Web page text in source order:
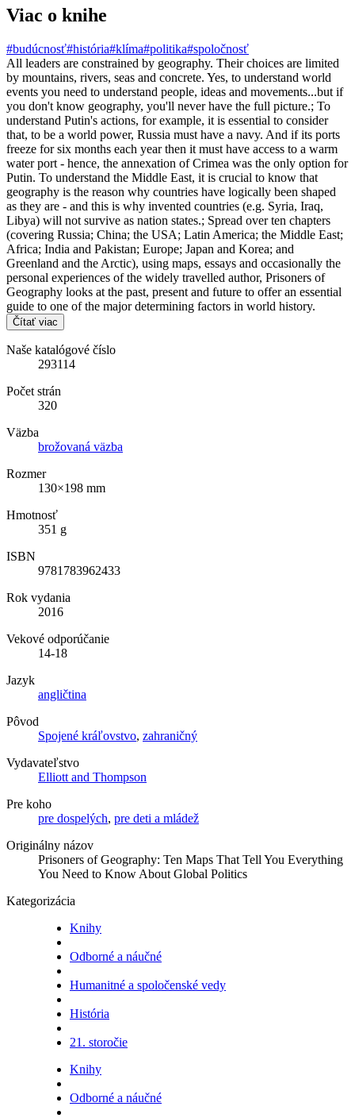
Viac o knihe
#budúcnosť#história#klíma#politika#spoločnosť
All leaders are constrained by geography. Their choices are limited
by mountains, rivers, seas and concrete. Yes, to understand world
events you need to understand people, ideas and movements...but if
you don't know geography, you'll never have the full picture.; To
understand Putin's actions, for example, it is essential to consider
that, to be a world power, Russia must have a navy. And if its ports
freeze for six months each year then it must have access to a warm
water port - hence, the annexation of Crimea was the only option for
Putin. To understand the Middle East, it is crucial to know that
geography is the reason why countries have logically been shaped
as they are - and this is why invented countries (e.g. Syria, Iraq,
Libya) will not survive as nation states.; Spread over ten chapters
(covering Russia; China; the USA; Latin America; the Middle East;
Africa; India and Pakistan; Europe; Japan and Korea; and
Greenland and the Arctic), using maps, essays and occasionally the
personal experiences of the widely travelled author, Prisoners of
Geography looks at the past, present and future to offer an essential
guide to one of the major determining factors in world history.
Čítať viac
Naše katalógové číslo
293114
Počet strán
320
Väzba
brožovaná väzba
Rozmer
130×198 mm
Hmotnosť
351 g
ISBN
9781783962433
Rok vydania
2016
Vekové odporúčanie
14-18
Jazyk
angličtina
Pôvod
Spojené kráľovstvo, zahraničný
Vydavateľstvo
Elliott and Thompson
Pre koho
pre dospelých, pre deti a mládež
Originálny názov
Prisoners of Geography: Ten Maps That Tell You Everything
You Need to Know About Global Politics
Kategorizácia
Knihy
Odborné a náučné
Humanitné a spoločenské vedy
História
21. storočie
Knihy
Odborné a náučné